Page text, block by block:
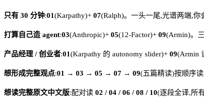
只有 30 分钟:01(Karpathy)+ 07(Ralph)。一头一尾,光谱两端,你
打算自己造 agent:03(Anthropic)+ 05(12-Factor)+ 09(Armin)。
产品经理 / 创业者:01(Karpathy 的 autonomy slider)+ 09(Armin
想形成完整观点:01 → 03 → 05 → 07 → 09(五篇精读)按顺序
想读完整原文中文版:配对读 02 / 04 / 06 / 08 / 10(逐段全译,所